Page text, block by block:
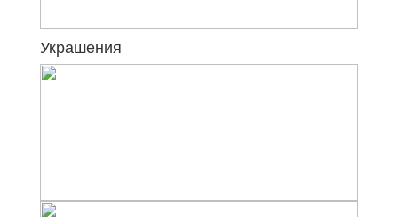
Украшения